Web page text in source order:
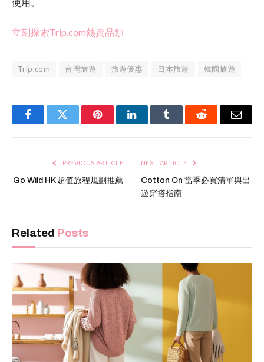
立刻探索Trip.com熱賣品類
Trip.com 台灣旅遊 旅遊優惠 日本旅遊 韓國旅遊
FacebookTwitter PinterestLinkedInTumblr Reddit Email
PREVIOUS ARTICLE
Go Wild HK 超值旅程規劃推薦
NEXT ARTICLE
Cotton On 當季必買清單與出
遊穿搭指南
Related Posts